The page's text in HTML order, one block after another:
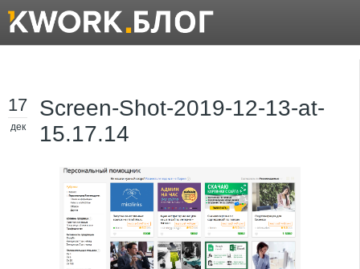
17
дек
Screen-Shot-2019-12-13-at-
15.17.14